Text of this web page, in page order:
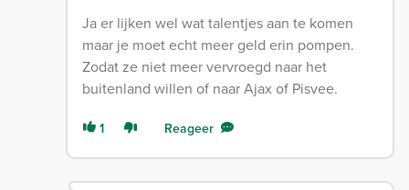
Ja er lijken wel wat talentjes aan te komen
maar je moet echt meer geld erin pompen.
Zodat ze niet meer vervroegd naar het
buitenland willen of naar Ajax of Pisvee.
1 Reageer